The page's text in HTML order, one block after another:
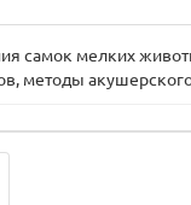
самок мелких
методы